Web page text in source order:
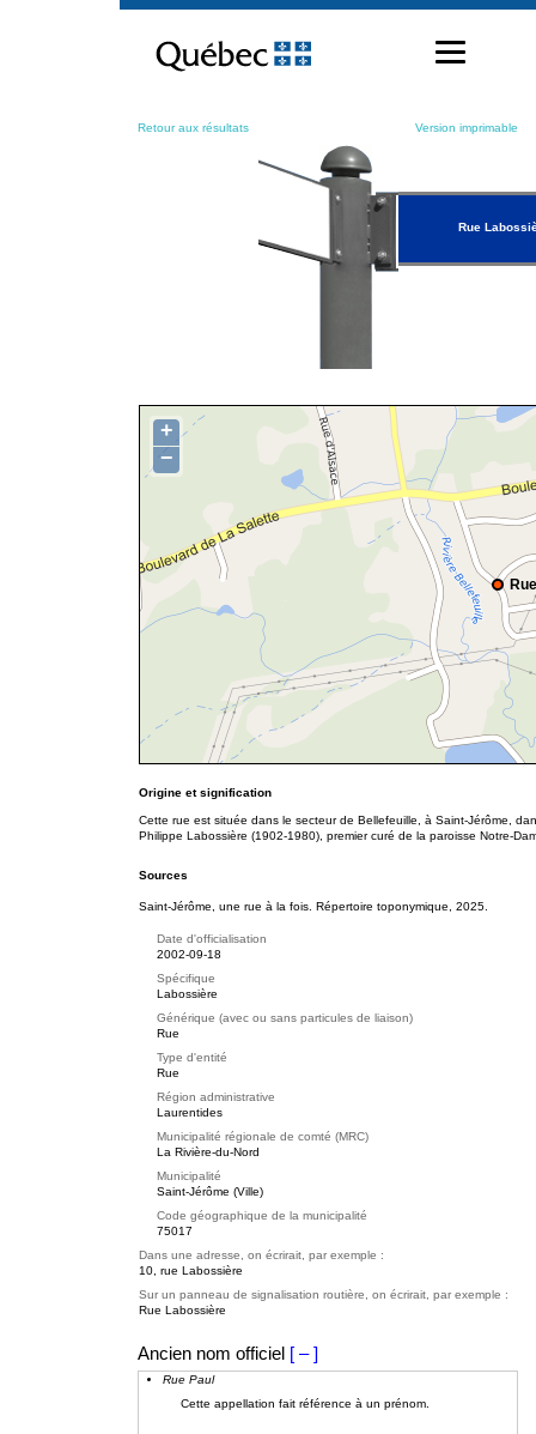
contenu
Retour aux résultats Version imprimable
Rue
+
−
Origine et signification
Cette rue est située dans le secteur de Bellefeuille, à Saint-Jérôme,
Philippe Labossière (1902-1980), premier curé de la paroisse Notre-
Sources
Saint-Jérôme, une rue à la fois. Répertoire toponymique, 2025.
Date d'officialisation
2002-09-18
Spécifique
Labossière
Générique (avec ou sans particules de liaison)
Rue
Type d'entité
Rue
Région administrative
Laurentides
Municipalité régionale de comté (MRC)
La Rivière-du-Nord
Municipalité
Saint-Jérôme (Ville)
Code géographique de la municipalité
75017
Dans une adresse, on écrirait, par exemple :
10, rue Labossière
Sur un panneau de signalisation routière, on écrirait, par exemple :
Rue Labossière
Ancien nom officiel [ – ]
Rue Paul
Cette appellation fait référence à un prénom.